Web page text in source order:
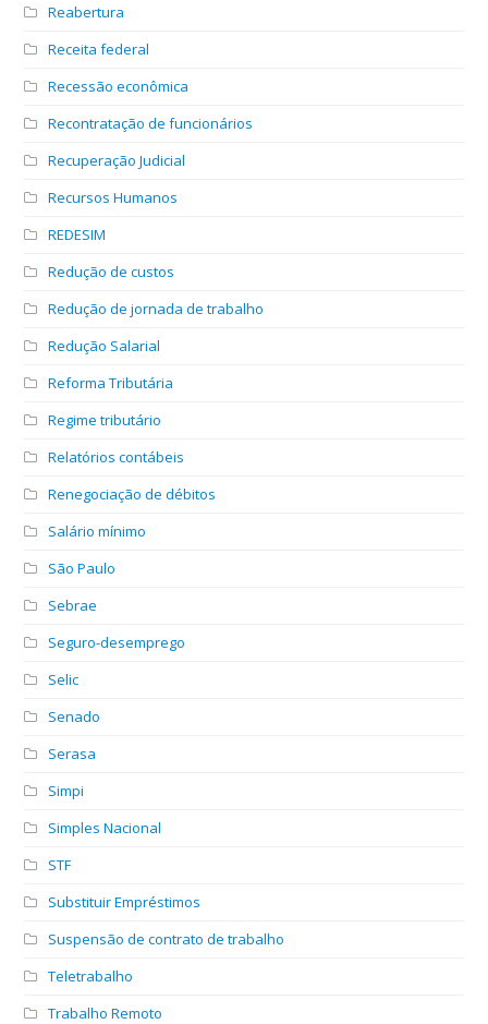
Reabertura
Receita federal
Recessão econômica
Recontratação de funcionários
Recuperação Judicial
Recursos Humanos
REDESIM
Redução de custos
Redução de jornada de trabalho
Redução Salarial
Reforma Tributária
Regime tributário
Relatórios contábeis
Renegociação de débitos
Salário mínimo
São Paulo
Sebrae
Seguro-desemprego
Selic
Senado
Serasa
Simpi
Simples Nacional
STF
Substituir Empréstimos
Suspensão de contrato de trabalho
Teletrabalho
Trabalho Remoto